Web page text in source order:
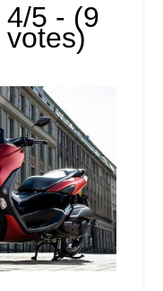
4/5 - (9
votes)